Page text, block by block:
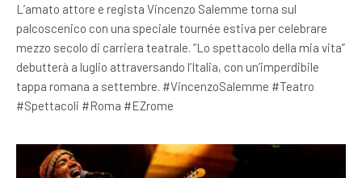
L’amato attore e regista Vincenzo Salemme torna sul
palcoscenico con una speciale tournée estiva per celebrare
mezzo secolo di carriera teatrale. “Lo spettacolo della mia vita”
debutterà a luglio attraversando l’Italia, con un’imperdibile
tappa romana a settembre. #VincenzoSalemme #Teatro
#Spettacoli #Roma #EZrome